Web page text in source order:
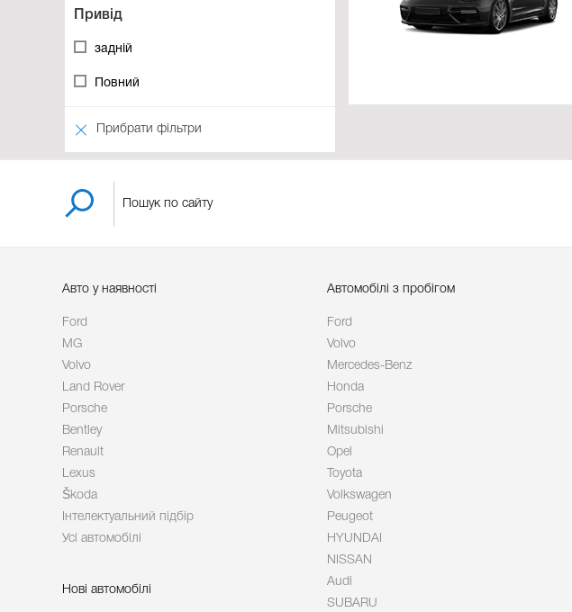
Привід
задній
Повний
Прибрати фільтри
Авто у наявності
Ford
MG
Volvo
Land Rover
Porsche
Bentley
Renault
Lexus
Škoda
Інтелектуальний підбір
Усі автомобілі
Нові автомобілі
Автомобілі з пробігом
Ford
Volvo
Mercedes-Benz
Honda
Porsche
Mitsubishi
Opel
Toyota
Volkswagen
Peugeot
HYUNDAI
NISSAN
Audi
SUBARU